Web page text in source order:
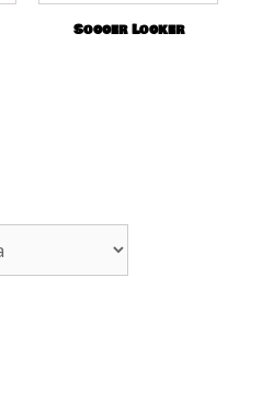
Soccer Locker